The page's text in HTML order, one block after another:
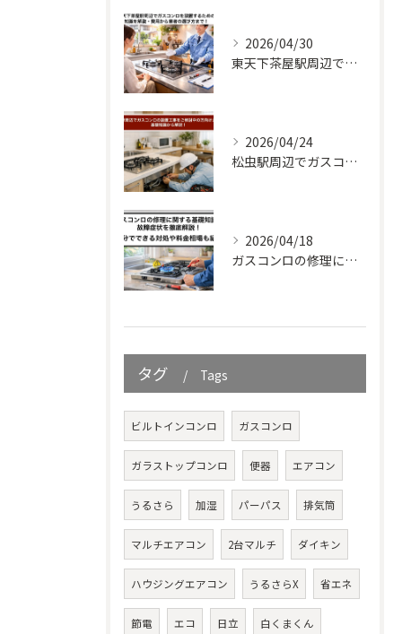
2026/04/30
東天下茶屋駅周辺でガスコンロを設置するための知識を解説・費用から業者の選び方まで！
2026/04/24
松虫駅周辺でガスコンロの設置工事をご検討中の方向けガイド｜基礎知識から解説！
2026/04/18
ガスコンロの修理に関する基礎知識と故障症状を徹底解説！自分でできる対処や料金相場も紹介
タグ Tags
ビルトインコンロ ガスコンロ
ガラストップコンロ 便器 エアコン
うるさら 加湿 パーパス 排気筒
マルチエアコン 2台マルチ ダイキン
ハウジングエアコン うるさらX 省エネ
節電 エコ 日立 白くまくん